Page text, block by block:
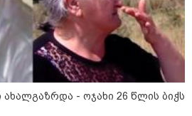
- ოჯახი 26 წლის ბიჭს